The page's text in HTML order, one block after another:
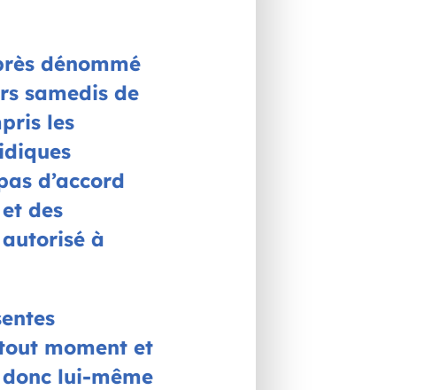
dénommé
samedis de
les
d’accord
des
à
moment et
lui-même